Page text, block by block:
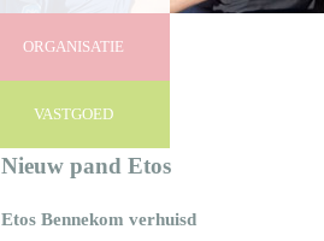
ORGANISATIE
VASTGOED
Nieuw pand Etos
Etos Bennekom verhuisd